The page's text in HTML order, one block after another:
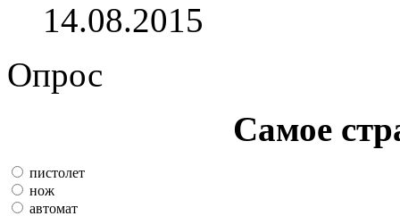
14.08.2015
Опрос
Самое
пистолет
нож
автомат